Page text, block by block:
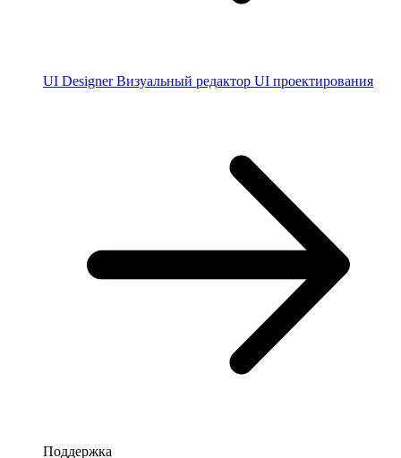
UI Designer Визуальный редактор UI проектирования
Поддержка